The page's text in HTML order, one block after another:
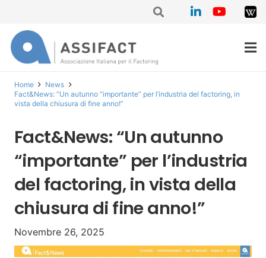
Home
News
Fact&News: “Un autunno “importante” per l’industria del factoring, in
vista della chiusura di fine anno!”
Fact&News: “Un autunno
“importante” per l’industria
del factoring, in vista della
chiusura di fine anno!”
Novembre 26, 2025